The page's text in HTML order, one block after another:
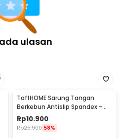
ulasan
TaffHOME Sarung Tangan
Berkebun Antislip Spandex -
CZ-0146
Rp10.900
Rp25.900 58%